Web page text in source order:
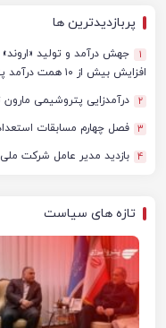
پربازدیدترین ها
1
جهش درآمد و تولید
افزایش بیش از ۱۰ همت درآمد پتروشیمی اروند در ۹ ماهه ۱۴۰۴
2 درآمدزایی پتروشیمی مارون تا
3 فصل چهارم مسابقات
4 بازدید مدیر عامل شرکت
تازه های سیاست